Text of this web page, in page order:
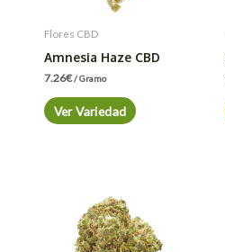
Flores CBD
Amnesia Haze CBD
7.26€/ Gramo
Ver Variedad